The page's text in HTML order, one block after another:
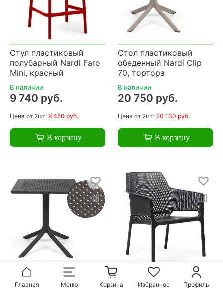
Стул пластиковый
полубарный Nardi Faro
Mini, красный
В наличии
9 740 руб.
Цена от 2шт: 9 450 руб.
В корзину
Стол пластиковый
обеденный Nardi Clip
70, тортора
В наличии
20 750 руб.
Цена от 2шт: 20 130 руб.
В корзину
Стол пластиковый
обеденный Nardi Clip
Кресло пластиковое,
Nardi Net Relax,
Главная Меню Корзина Избранное Профиль